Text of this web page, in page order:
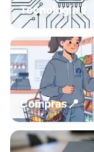
Tecnología📱
Compras📍